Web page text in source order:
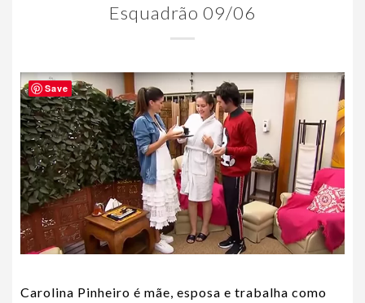
Esquadrão 09/06
Carolina Pinheiro é mãe, esposa e trabalha como
Save